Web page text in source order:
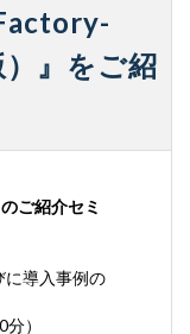
』をご紹
ご紹介セミ
導入事例の
）